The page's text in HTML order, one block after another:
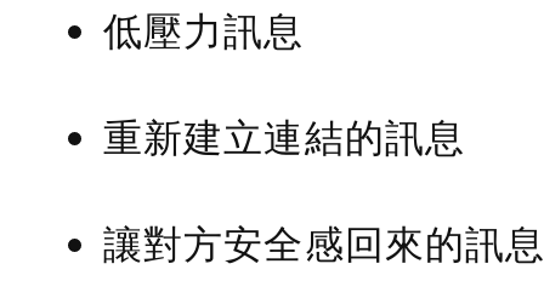
低壓力訊息
重新建立連結的訊息
讓對方安全感回來的訊